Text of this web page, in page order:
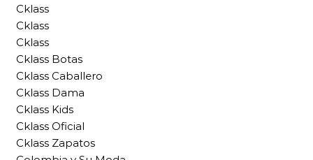
Cklass
Cklass
Cklass
Cklass Botas
Cklass Caballero
Cklass Dama
Cklass Kids
Cklass Oficial
Cklass Zapatos